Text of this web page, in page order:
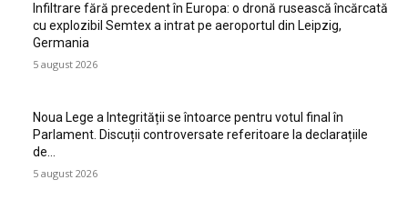
Infiltrare fără precedent în Europa: o dronă rusească încărcată
cu explozibil Semtex a intrat pe aeroportul din Leipzig,
Germania
5 august 2026
Noua Lege a Integrității se întoarce pentru votul final în
Parlament. Discuții controversate referitoare la declarațiile
de…
5 august 2026